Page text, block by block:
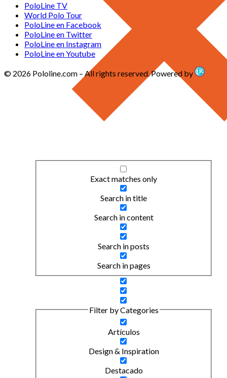
Exact matches only
Search in title
Search in content
Search in posts
Search in pages
Filter by Categories
Artículos
Design & Inspiration
Destacado
PoloLine TV
World Polo Tour
PoloLine en Facebook
PoloLine en Twitter
PoloLine en Instagram
PoloLine en Youtube
© 2026 Pololine.com – All rights reserved. Powered by